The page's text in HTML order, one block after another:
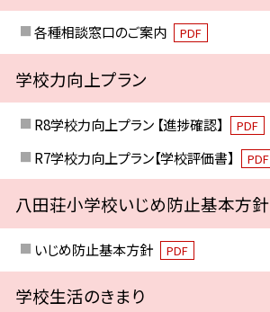
各種相談窓口のご案内 PDF
学校力向上プラン
R8学校力向上プラン 【進捗確認】 PDF
R7学校力向上プラン【学校評価書】 PDF
八田荘小学校いじめ防止基本方針
いじめ防止基本方針 PDF
学校生活のきまり